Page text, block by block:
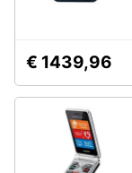
€ 1439,96